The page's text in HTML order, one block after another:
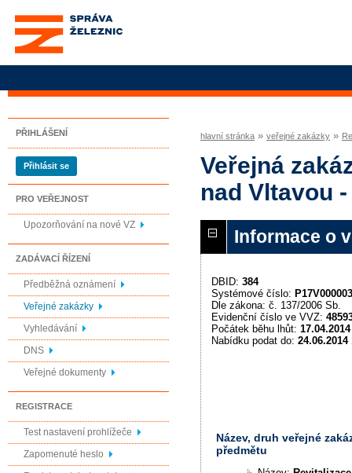
Správa železnic, státní
organizace
PŘIHLÁŠENÍ
Přihlásit se
PRO VEŘEJNOST
Upozorňování na nové VZ
ZADÁVACÍ ŘÍZENÍ
Předběžná oznámení
Veřejné zakázky
Vyhledávání
DNS
Veřejné dokumenty
REGISTRACE
Test nastavení prohlížeče
Zapomenuté heslo
hlavní stránka » veřejné zakázky »
Veřejná
nad Vltavou
Informace o
DBID: 384
Systémové číslo:
Dle zákona: č. 137/2006 Sb.
Evidenční číslo ve VVZ:
Počátek běhu lhůt: 17.04.2014
Nabídku podat do: 24.06.2014
Název, druh veřejné
předmětu